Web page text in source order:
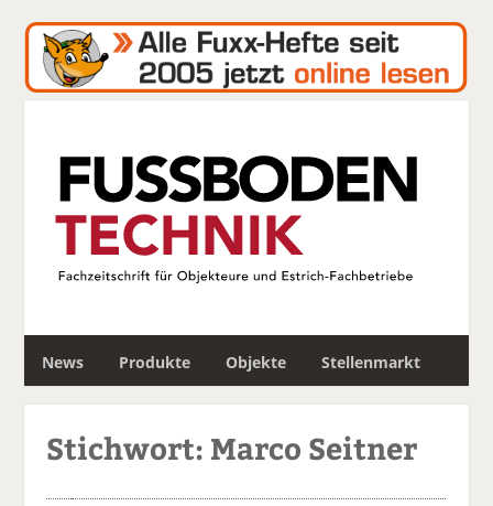
News Produkte Objekte Stellenmarkt
c
Stichwort: Marco Seitner